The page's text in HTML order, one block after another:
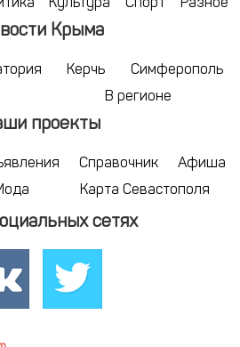
Культура Спорт Разное
Крыма
Керчь
Симферополь
В регионе
проекты
Справочник
Афиша
Карта Севастополя
сетях